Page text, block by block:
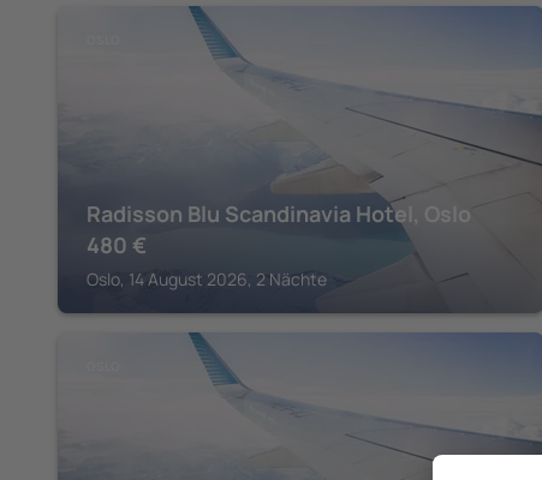
Radisson Blu Scandinavia Hotel, Oslo
480 €
Oslo, 14 August 2026, 2 Nächte